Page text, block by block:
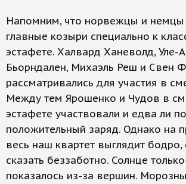
Напомним, что норвежцы и немцы
главные козыри специально к
эстафете. Халвард Ханеволд, Уле-
Бьорндален, Михаэль Реш и Свен
рассматривались для участия в
Между тем Ярошенко и Чудов в
эстафете участвовали и едва ли
положительный заряд. Однако на
весь наш квартет выглядит бодро,
сказать беззаботно. Солнце
показалось из-за вершин.